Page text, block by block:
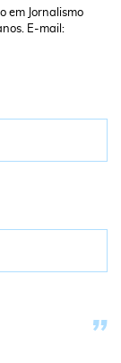
em Jornalismo
E-mail: